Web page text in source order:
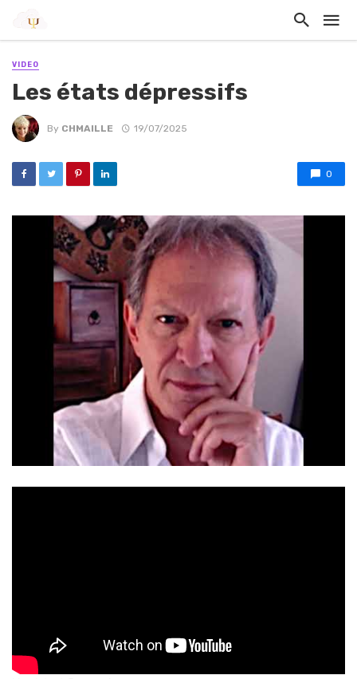
VIDEO
Les états dépressifs
By CHMAILLE 19/07/2025
0